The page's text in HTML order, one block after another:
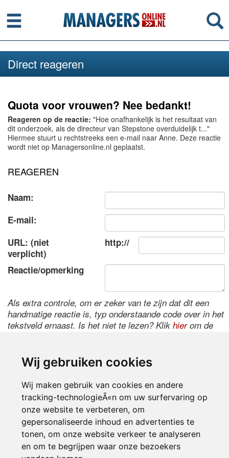
Wij gebruiken cookies
Wij maken gebruik van cookies en andere
tracking-technologieÃ«n om uw surfervaring op
onze website te verbeteren, om
gepersonaliseerde inhoud en advertenties te
tonen, om onze website verkeer te analyseren
en om te begrijpen waar onze bezoekers
Menu
Direct reageren
Quota voor vrouwen? Nee bedankt!
Reageren op de reactie: "Hoe onafhankelijk is het resultaat van
dit onderzoek, als de directeur van Stepstone overduidelijk t..."
Hiermee stuurt u rechtstreeks een e-mail naar Anne. Deze reactie
wordt niet op Managersonline.nl geplaatst.
REAGEREN
Naam:
E-mail:
URL: (niet
verplicht)
http://
Reactie/opmerking
Als extra controle, om er zeker van te zijn dat dit een
handmatige reactie is, typ onderstaande code over in het
tekstveld ernaast. Is het niet te lezen? Klik hierom de
Inloggen